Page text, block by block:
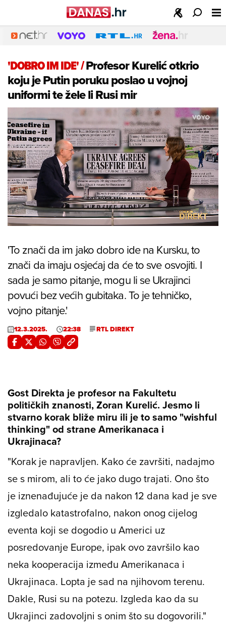
'DOBRO IM IDE'/Profesor Kurelić otkrio
koju je Putin poruku poslao u vojnoj
uniformi te žele li Rusi mir
Unmute /
Loaded:
5.18%
'To znači da im jako dobro ide na Kursku, to
znači da imaju osjećaj da će to sve osvojiti. I
sada je samo pitanje, mogu li se Ukrajinci
povući bez većih gubitaka. To je tehničko,
vojno pitanje.'
12.3.2025. 22:38 RTL DIREKT
Gost Direkta je profesor na Fakultetu
političkih znanosti, Zoran Kurelić. Jesmo li
stvarno korak bliže miru ili je to samo "wishful
thinking" od strane Amerikanaca i
Ukrajinaca?
"Korak je napravljen. Kako će završiti, nadajmo
se s mirom, ali to će jako dugo trajati. Ono što
je iznenađujuće je da nakon 12 dana kad je sve
izgledalo katastrofalno, nakon onog cijelog
eventa koji se dogodio u Americi uz
posredovanje Europe, ipak ovo završilo kao
neka kooperacija između Amerikanaca i
Ukrajinaca. Lopta je sad na njihovom terenu.
Dakle, Rusi su na potezu. Izgleda kao da su
Ukrajinci zadovoljni s onim što su dogovorili."